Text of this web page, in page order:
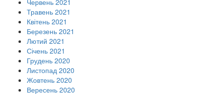
Червень 2021
Травень 2021
Квітень 2021
Березень 2021
Лютий 2021
Січень 2021
Грудень 2020
Листопад 2020
Жовтень 2020
Вересень 2020